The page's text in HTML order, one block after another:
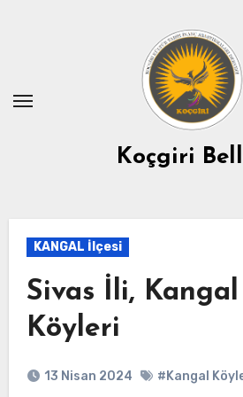
Koçgiri
KANGAL İlçesi
Sivas İli,
Köyleri
13 Nisan 2024 #Kangal